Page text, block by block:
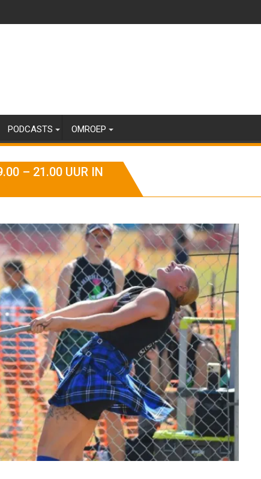
PODCASTS OMROEP
– 21.00 UUR IN